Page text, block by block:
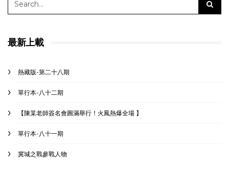
最新上載
熱藏版-第二十八期
單行本-八十二期
【陳某老師簽名會圓滿舉行！火鳳熱爆全場 】
單行本-八十一期
冀城之戰參戰人物